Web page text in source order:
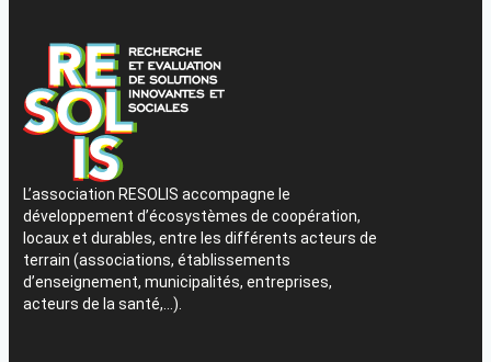
L’association RESOLIS accompagne le
développement d’écosystèmes de coopération,
locaux et durables, entre les différents acteurs de
terrain (associations, établissements
d’enseignement, municipalités, entreprises,
acteurs de la santé,…).